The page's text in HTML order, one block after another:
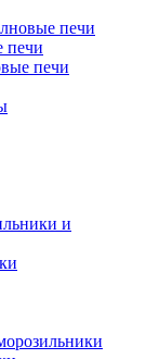
печи
печи
печи
и